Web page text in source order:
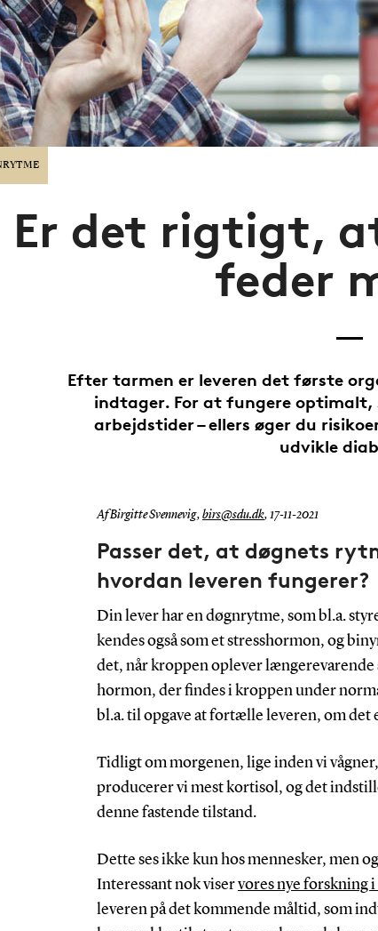
Er det rigtigt,
feder
Efter tarmen er leveren det første
indtager. For at fungere optimalt,
arbejdstider – ellers øger du
udvikle
Af Birgitte Svennevig, birs@sdu.dk, 17-11-2021
Passer det, at døgnets
hvordan leveren fungerer?
Din lever har en døgnrytme, som bl.a.
kendes også som et stresshormon, og
det, når kroppen oplever længerevarende
hormon, der findes i kroppen under
bl.a. til opgave at fortælle leveren, om
Tidligt om morgenen, lige inden vi
producerer vi mest kortisol, og det
denne fastende tilstand.
Dette ses ikke kun hos mennesker, men
Interessant nok viservores nye forskning i
leveren på det kommende måltid, som